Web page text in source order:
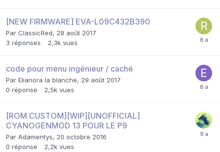
[NEW FIRMWARE] EVA-L09C432B390
Par ClassicRed, 28 août 2017
3 réponses 2,3k vues
code pour menu ingénieur / caché
Par Elianora la blanche, 29 août 2017
0 réponse 2,5k vues
[ROM CUSTOM][WIP][UNOFFICIAL]
CYANOGENMOD 13 POUR LE P9
Par Adamentys, 20 octobre 2016
0 réponse 2,2k vues